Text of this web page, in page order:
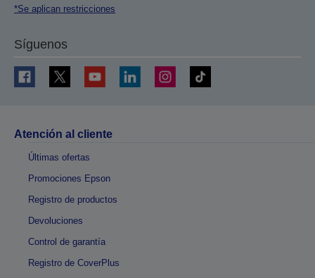
*Se aplican restricciones
Síguenos
Atención al cliente
Últimas ofertas
Promociones Epson
Registro de productos
Devoluciones
Control de garantía
Registro de CoverPlus